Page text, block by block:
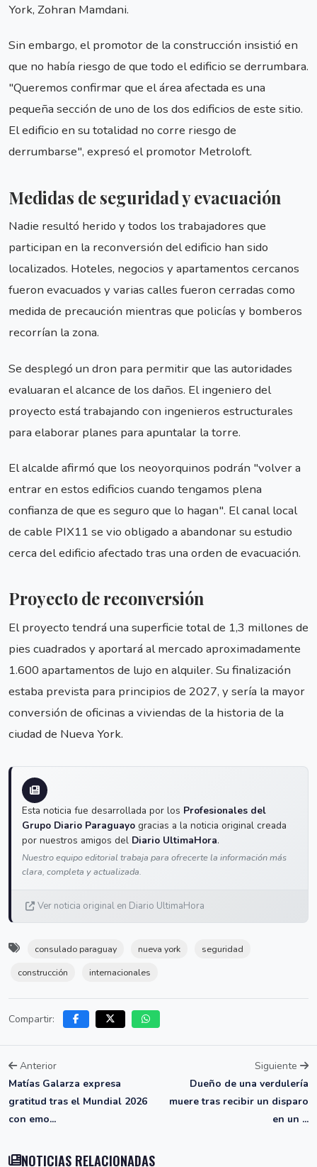
York, Zohran Mamdani.
Sin embargo, el promotor de la construcción insistió en
que no había riesgo de que todo el edificio se derrumbara.
"Queremos confirmar que el área afectada es una
pequeña sección de uno de los dos edificios de este sitio.
El edificio en su totalidad no corre riesgo de
derrumbarse", expresó el promotor Metroloft.
Medidas de seguridad y evacuación
Nadie resultó herido y todos los trabajadores que
participan en la reconversión del edificio han sido
localizados. Hoteles, negocios y apartamentos cercanos
fueron evacuados y varias calles fueron cerradas como
medida de precaución mientras que policías y bomberos
recorrían la zona.
Se desplegó un dron para permitir que las autoridades
evaluaran el alcance de los daños. El ingeniero del
proyecto está trabajando con ingenieros estructurales
para elaborar planes para apuntalar la torre.
El alcalde afirmó que los neoyorquinos podrán "volver a
entrar en estos edificios cuando tengamos plena
confianza de que es seguro que lo hagan". El canal local
de cable PIX11 se vio obligado a abandonar su estudio
cerca del edificio afectado tras una orden de evacuación.
Proyecto de reconversión
El proyecto tendrá una superficie total de 1,3 millones de
pies cuadrados y aportará al mercado aproximadamente
1.600 apartamentos de lujo en alquiler. Su finalización
estaba prevista para principios de 2027, y sería la mayor
conversión de oficinas a viviendas de la historia de la
ciudad de Nueva York.
Esta noticia fue desarrollada por los Profesionales del
Grupo Diario Paraguayo gracias a la noticia original creada
por nuestros amigos del Diario UltimaHora.
Nuestro equipo editorial trabaja para ofrecerte la información más
clara, completa y actualizada.
Ver noticia original en Diario UltimaHora
consulado paraguay nueva york
seguridad
construcción
internacionales
Compartir:
Anterior
Matías Galarza expresa
gratitud tras el Mundial 2026
con emo...
Siguiente
Dueño de una verdulería
muere tras recibir un disparo
en un ...
NOTICIAS RELACIONADAS